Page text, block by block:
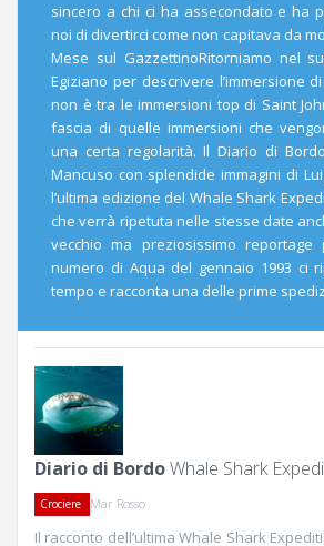
sincero a chi ci ha assecondato e ha
noi di divertirci come non capitava da
Mese sul GazzettinoRitorniamo nel
Egiziano per descrivere l’immersione
non è tra le immersioni top di Saint
fascia di quelle immersioni che
una certa regolarità. Il Diario di
Mancuso con splendide immagini di
l’ultima edizione del Whale Shark
che verrà ripetuta nelle stesse date
vecchio ma preziosissimo
numero di Aqua del gennaio 1993 ci
tempo e racconta una delle prime
Diario di BordoWhale Shark
Crociere Mar Rosso
Il racconto dell’ultima Whale Shark